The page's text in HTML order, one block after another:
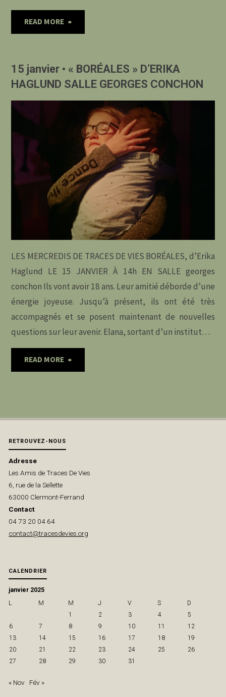
MURAT
DE
READ MORE "15
•
THROAT »
D’AMIR
BORENSTEIN
ET
EFFI
WEISS,
AU
CENTRE
DE
15 janvier • « BORÉALES » D’ERIKA
HAGLUND SALLE GEORGES CONCHON
LES MERCREDIS DE TRACES DE VIES BORÉALES, d’Erika
Haglund LE 15 JANVIER À 14h EN SALLE georges
conchon Ils vont avoir 18 ans. Leur amitié déborde d’une
énergie joyeuse. Jusqu’à présent, ils ont été très
accompagnés et se posent maintenant de nouvelles
questions sur leur avenir. Elana, sortant d’un institut…
READ MORE "15
HAGLUND
SALLE
RETROUVEZ-NOUS
Adresse
Les Amis de Traces De Vies
6, rue de la Sellette
63000 Clermont-Ferrand
Contact
04 73 20 04 64
contact@tracesdevies.org
CALENDRIER
janvier 2025
L
M M J V S
D
1
2 3 4
5
6
7 8 9 10 11
12
13
14 15 16 17 18
19
20
21 22 23 24 25
26
27
28 29 30 31
« Nov Fév »